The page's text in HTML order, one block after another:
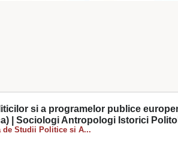
si a programelor publice
| Sociologi Antropologi Istorici
de Studii Politice si A...